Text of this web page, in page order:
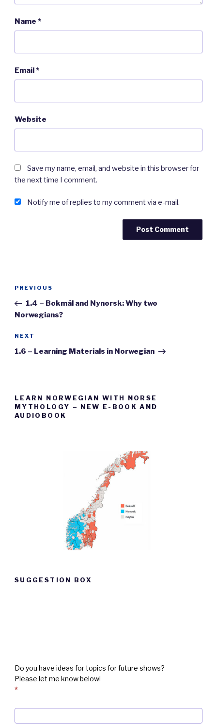
Heller – Rather
Selv om – Despite/even though
Gjelder – Apply/is applicable to…
Både … og – Both … and
Name *
Email*
Website
Save my name, email, and website in this browser for
the next time I comment.
Notify me of replies to my comment via e-mail.
Previous
Post
PREVIOUS
1.4 – Bokmål and Nynorsk: Why two
Norwegians?
Next
Post
NEXT
1.6 – Learning Materials in Norwegian
LEARN NORWEGIAN WITH NORSE
MYTHOLOGY – NEW E-BOOK AND
AUDIOBOOK
SUGGESTION BOX
Do you have ideas for topics for future shows?
Please let me know below!
*